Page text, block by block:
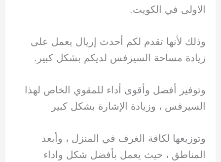
الاولى في الكويت.
وذلك لأنها تقدم لكم أحدث إريال يعمل على
زيادة مساحة السيرفس لديكم بشكل كبير.
وتوفير أفضل وأقوى أداء للمقوي الخاص لهذا
السيرفس ، وزيادة الإشارة بشكل كبير
وتوزيعها لكافة الغرف في المنزل ، وأبعد
المناطق ، حيث يعمل بأفضل شكل واداء